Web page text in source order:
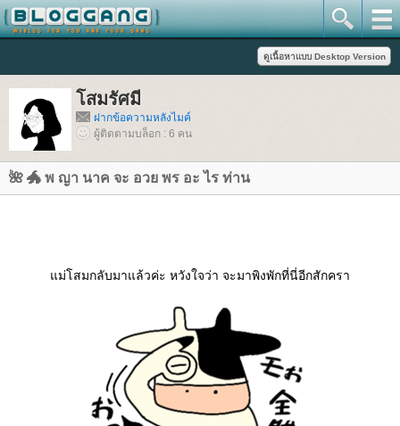
สมรัศมี
ฝากข้อความหลังไมค์
ผู้ติดตามบล็อก : 6 คน
🌺 🐲 พ ญา นาค จะ อวย พร อะ ไร ท่าน
ม่โสมกลับมาแล้วค่ะ หวังใจว่า จะมาพิงพักที่นี่อีกสักครา